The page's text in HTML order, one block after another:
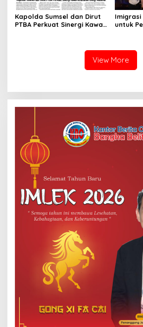
Kapolda Sumsel dan Dirut
PTBA Perkuat Sinergi Kawal
Imigrasi
untuk
View More